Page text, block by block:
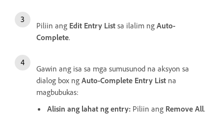
Piliin ang Edit Entry List sa ilalim ng Auto-
Complete.
Gawin ang isa sa mga sumusunod na aksyon sa
dialog box ng Auto-Complete Entry List na
magbubukas:
Alisin ang lahat ng entry: Piliin ang Remove All.